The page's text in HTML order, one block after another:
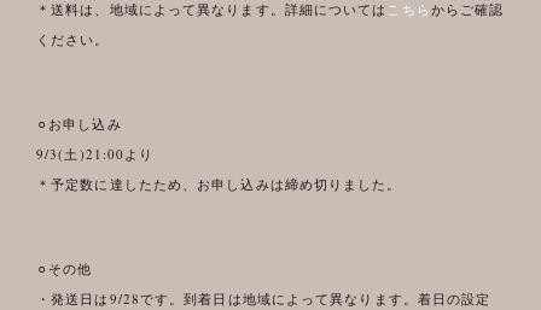
＊送料は、地域によって異なります。詳細については こちら からご確認
ください。
⚪︎お申し込み
9/3(土)21:00より
＊予定数に達したため、お申し込みは締め切りました。
⚪︎その他
・発送日は9/28です。到着日は地域によって異なります。着日の設定